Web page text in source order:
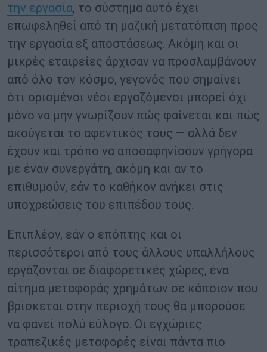
την εργασία, το σύστημα αυτό έχει
επωφεληθεί από τη μαζική μετατόπιση προς
την εργασία εξ αποστάσεως. Ακόμη και οι
μικρές εταιρείες άρχισαν να προσλαμβάνουν
από όλο τον κόσμο, γεγονός που σημαίνει
ότι ορισμένοι νέοι εργαζόμενοι μπορεί όχι
μόνο να μην γνωρίζουν πώς φαίνεται και πώς
ακούγεται το αφεντικός τους — αλλά δεν
έχουν και τρόπο να αποσαφηνίσουν γρήγορα
με έναν συνεργάτη, ακόμη και αν το
επιθυμούν, εάν το καθήκον ανήκει στις
υποχρεώσεις του επιπέδου τους.
Επιπλέον, εάν ο επόπτης και οι
περισσότεροι από τους άλλους υπαλλήλους
εργάζονται σε διαφορετικές χώρες, ένα
αίτημα μεταφοράς χρημάτων σε κάποιον που
βρίσκεται στην περιοχή τους θα μπορούσε
να φανεί πολύ εύλογο. Οι εγχώριες
τραπεζικές μεταφορές είναι πάντα πιο